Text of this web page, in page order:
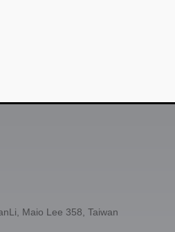
Maio Lee 358, Taiwan